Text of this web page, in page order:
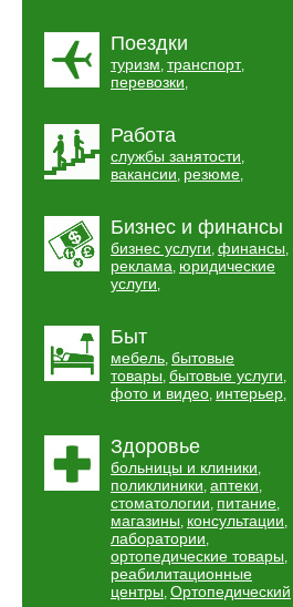
Поездки
туризм, транспорт,
перевозки,
Работа
службы занятости,
вакансии, резюме,
Бизнес и финансы
бизнес услуги, финансы,
реклама, юридические
услуги,
Быт
мебель, бытовые
товары, бытовые услуги,
фото и видео, интерьер,
Здоровье
больницы и клиники,
поликлиники, аптеки,
стоматологии, питание,
магазины, консультации,
лаборатории,
ортопедические товары,
реабилитационные
центры, Ортопедический